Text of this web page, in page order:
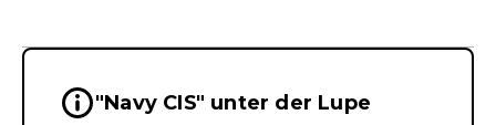
Wichtige Hinweise &
"Navy CIS" unter der Lupe